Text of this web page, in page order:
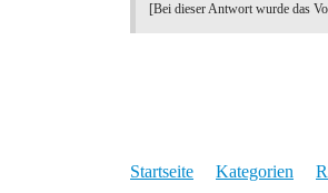
[Bei dieser Antwort wurde das
Startseite Kategorien